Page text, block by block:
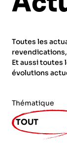
Fonction
Actions
CNRS –
scientifique
INRIA -
INSERM –
recherche
Toutes les
Et aussi toutes
évolutions
Thématique
TOUT